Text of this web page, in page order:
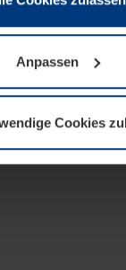
dieser Seite
anderen
Einwilligung
unserer
Anpassen
Cookies